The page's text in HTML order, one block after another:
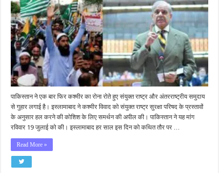
पाकिस्तान ने एक बार फिर कश्मीर का रोना रोते हुए संयुक्त राष्ट्र और अंतरराष्ट्रीय समुदाय
से गुहार लगाई है। इस्लामाबाद ने कश्मीर विवाद को संयुक्त राष्ट्र सुरक्षा परिषद के प्रस्तावों
के अनुसार हल करने की कोशिश के लिए समर्थन की अपील की। पाकिस्तान ने यह मांग
रविवार 19 जुलाई को की। इस्लामाबाद हर साल इस दिन को कथित तौर पर …
Read More »